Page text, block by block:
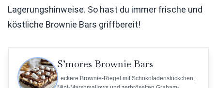
Lagerungshinweise. So hast du immer frische und
köstliche Brownie Bars griffbereit!
S’mores Brownie Bars
Leckere Brownie-Riegel mit Schokoladenstückchen,